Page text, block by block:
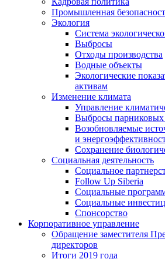
Промышленная
Экология
Система
Выбросы
Отходы производства
Водные объекты
Экологические
активам
Изменение климата
Управление
Выбросы парниковых
Возобновляемые
и
Сохранение
Социальная деятельность
Социальное
Follow Up Siberia
Социальные
Социальные
Спонсорство
Корпоративное управление
Обращение заместителя
директоров
Итоги 2019 года